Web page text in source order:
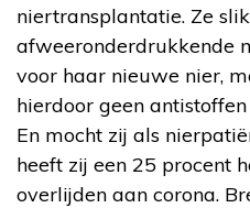
niertransplantatie. Ze
afweeronderdrukkende
voor haar nieuwe nier,
hierdoor geen
En mocht zij als
heeft zij een 25 procent
overlijden aan corona.